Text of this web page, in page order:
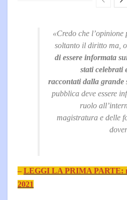
«Credo che
soltanto il diritto ma,
di essere informata
stati celebrati
raccontati dalla grande
pubblica deve essere
ruolo
magistratura e delle
– LEGGI LA PRIMA PARTE:
2021